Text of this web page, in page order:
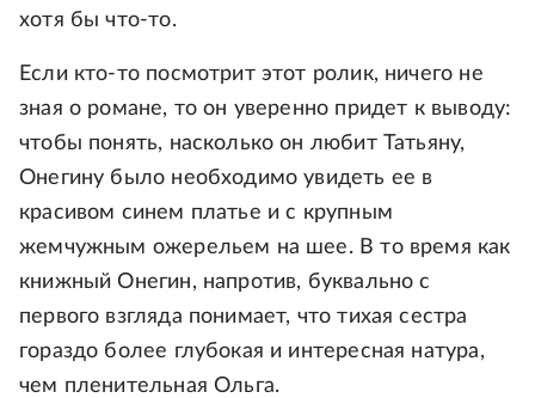
хотя бы что-то.
Если кто-то посмотрит этот ролик, ничего не
зная о романе, то он уверенно придет к выводу:
чтобы понять, насколько он любит Татьяну,
Онегину было необходимо увидеть ее в
красивом синем платье и с крупным
жемчужным ожерельем на шее. В то время как
книжный Онегин, напротив, буквально с
первого взгляда понимает, что тихая сестра
гораздо более глубокая и интересная натура,
чем пленительная Ольга.